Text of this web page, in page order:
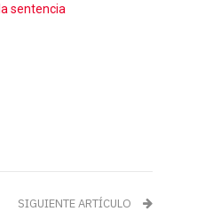
la sentencia
SIGUIENTE ARTÍCULO